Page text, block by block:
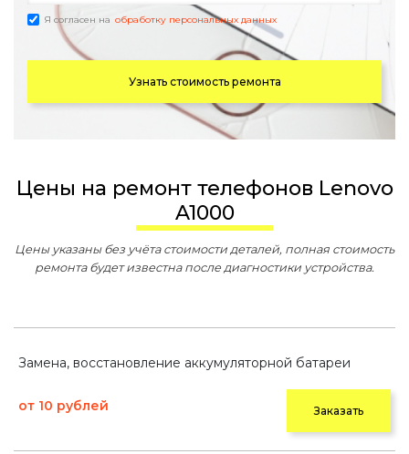
Я согласен на обработку персональных данных
Узнать стоимость ремонта
Цены на ремонт телефонов Lenovo
A1000
Цены указаны без учёта стоимости деталей, полная стоимость
ремонта будет известна после диагностики устройства.
Замена, восстановление аккумуляторной батареи
от 10 рублей Заказать